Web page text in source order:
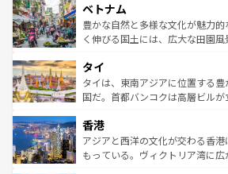
参照してほしい。
容にもいいと評判のスイーツなど
が味わえる。 なお、新着の台湾
照してほしい。
き、地方に足を延ばせば四季折々
できる。そして、キムチや焼肉
まで、さまざまな韓国料理が待
リティに包まれながら、韓国の多
わってみてほしい。 な
覧を参照してほしい。
ベトナム
豊かな自然と多様な文化が魅力
く伸びる国土には、広大な田園
急速な発展と共に伝統が息づく。
ーチミン市のフランス統治時代の
醸し出している。また、バラエ
とつ。フォーやバインミー、ベト
ひ現地で味わいたい。どの地域
が旅行者を迎えてくれるので、
タイ
タイは、東南アジアに位置する豊
国だ。首都バンコクは高層ビル
の活気が交差している。北部では
帯で自然と触れ合い、南部では
いビーチでリゾート気分を楽し
香港
アジアと西洋の文化が交わる香
もっている。ヴィクトリア湾に